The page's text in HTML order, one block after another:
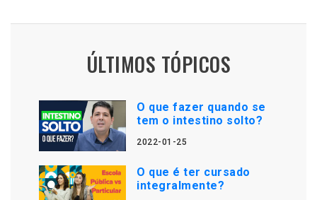
ÚLTIMOS TÓPICOS
O que fazer quando se
tem o intestino solto?
2022-01-25
O que é ter cursado
integralmente?